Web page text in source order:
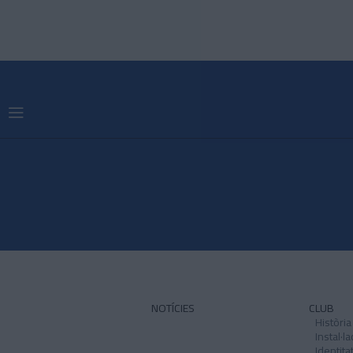
NOTÍCIES CLUB
Història